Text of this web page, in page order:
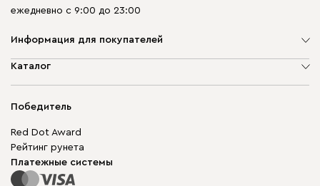
ежедневно с 9:00 до 23:00
Информация для покупателей
О компании
Гарантия
Для бизнеса
Карта сайта
Каталог
Корпусная мебель
Модульная мебель
Столы и стулья
Победитель
Red Dot Award
Рейтинг рунета
Платежные системы